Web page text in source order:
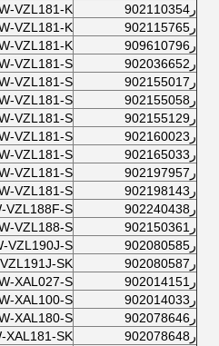
ر902110354
VZL181-K
ر902115765
VZL181-K
ر909610796
VZL181-K
ر902036652
VZL181-S
ر902155017
VZL181-S
ر902155058
VZL181-S
ر902155129
VZL181-S
ر902160023
VZL181-S
ر902165033
VZL181-S
ر902197957
VZL181-S
ر902198143
VZL181-S
ر902240438
VZL188F-S
ر902150361
VZL188-S
ر902080585
VZL190J-S
ر902080587
SK
ر902014151
XAL027-S
ر902014033
XAL100-S
ر902078646
XAL180-S
ر902078648
XAL181-SK